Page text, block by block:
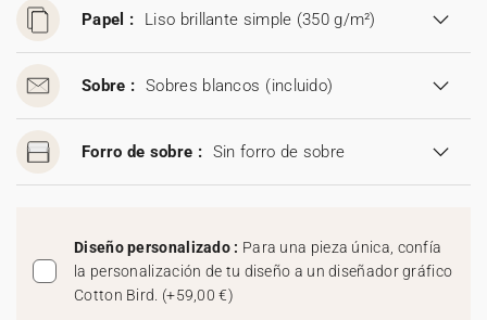
Papel : Liso brillante simple (350 g/m²)
Sobre : Sobres blancos (incluido)
Forro de sobre : Sin forro de sobre
Diseño personalizado : Para una pieza única, confía
la personalización de tu diseño a un diseñador gráfico
Cotton Bird. (+59,00 €)